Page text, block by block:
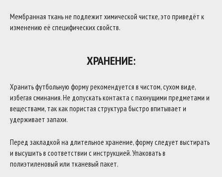
Мембранная ткань не подлежит химической чистке, это приведёт к
изменению её специфических свойств.
ХРАНЕНИЕ:
Хранить футбольную форму рекомендуется в чистом, сухом виде,
избегая сминания. Не допускать контакта с пахнущими предметами и
веществами, так как пористая структура быстро впитывает и
удерживает запахи.
Перед закладкой на длительное хранение, форму следует выстирать
и высушить в соответствии с инструкцией. Упаковать в
полиэтиленовый или тканевый пакет.